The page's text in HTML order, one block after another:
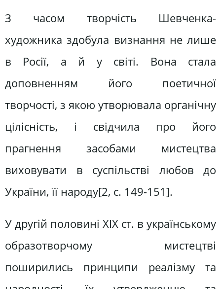
З часом творчість Шевченка-
художника здобула визнання не лише
в Росії, а й у світі. Вона стала
доповненням його поетичної
творчості, з якою утворювала органічну
цілісність, і свідчила про його
прагнення засобами мистецтва
виховувати в суспільстві любов до
України, її народу[2, c. 149-151].
У другій половині XIX ст. в українському
образотворчому мистецтві
поширились принципи реалізму та